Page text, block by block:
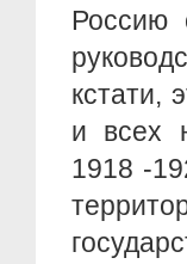
Россию
кстати,
и всех
1918 -